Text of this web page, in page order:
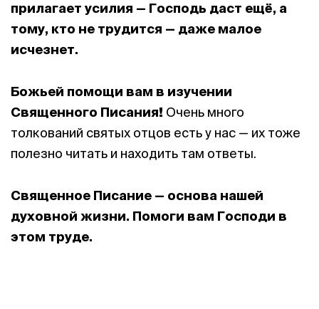
прилагает усилия — Господь даст ещё, а
тому, кто не трудится — даже малое
исчезнет.
Божьей помощи вам в изучении
Священного Писания! Очень много
толкований святых отцов есть у нас — их тоже
полезно читать и находить там ответы.
Священное Писание — основа нашей
духовной жизни. Помоги вам Господи в
этом труде.